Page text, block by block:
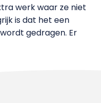
werk waar ze niet
is dat het een
gedragen. Er